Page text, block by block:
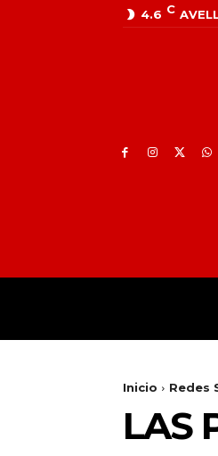
4.6 C
Inicio Redes
LAS